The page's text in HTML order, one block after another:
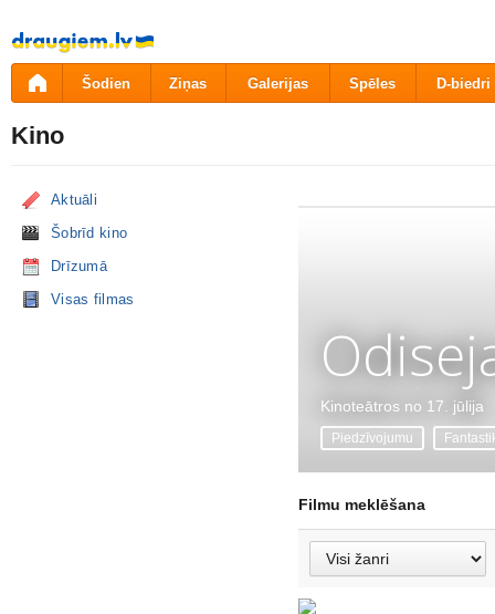
Pāriet
uz
saturu
Šodien Ziņas Galerijas Spēles D-biedri
Kino
Aktuāli
Šobrīd kino
Drīzumā
Visas filmas
Kinoteātros no 17. jūlija
Piedzīvojumu
Filmu meklēšana